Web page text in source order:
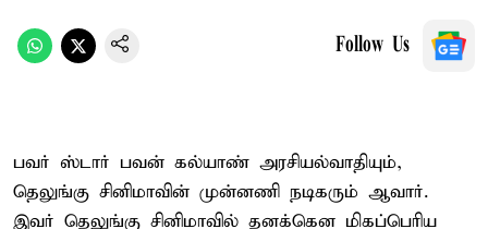
Follow Us
பவர் ஸ்டார் பவன் கல்யாண் அரசியல்வாதியும்,
தெலுங்கு சினிமாவின் முன்னணி நடிகரும் ஆவார்.
இவர் தெலுங்கு சினிமாவில் தனக்கென மிகப்பெரிய